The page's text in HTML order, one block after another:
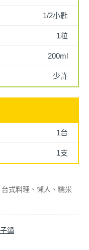
1/2小匙
1粒
200ml
少許
1台
1支
台式料理 懶人
糯米
鍋